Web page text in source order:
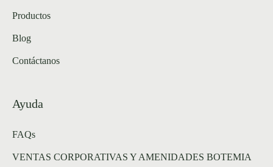
Productos
Blog
Contáctanos
Ayuda
FAQs
VENTAS CORPORATIVAS Y AMENIDADES BOTEMIA